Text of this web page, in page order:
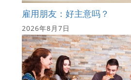
雇用朋友：好主意吗？
2026年8月7日